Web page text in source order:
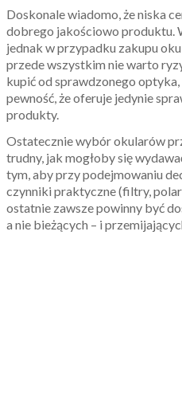
Doskonale wiadomo, że niska
dobrego jakościowo produktu.
jednak w przypadku zakupu
przede wszystkim nie warto
kupić od sprawdzonego
pewność, że oferuje jedynie
produkty.
Ostatecznie wybór okularów
trudny, jak mogłoby się
tym, aby przy podejmowaniu
czynniki praktyczne (filtry,
ostatnie zawsze powinny być
a nie bieżących – i